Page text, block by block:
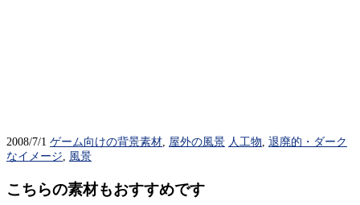
2008/7/1 ゲーム向けの背景素材 屋外の風景 人工物 退廃的・ダーク
なイメージ
風景
こちらの素材もおすすめです